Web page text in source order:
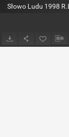
Słowo Ludu 1998